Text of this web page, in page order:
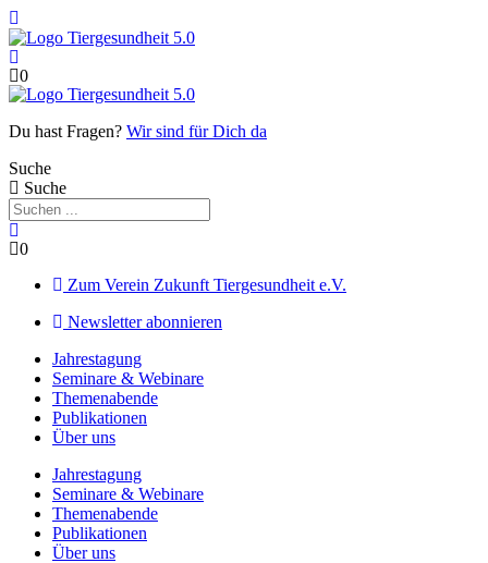
Zum
Inhalt
springen
0
Du hast Fragen? Wir sind für Dich da
Suche
Suche
0
Zum Verein Zukunft Tiergesundheit e.V.
Newsletter abonnieren
Jahrestagung
Seminare & Webinare
Themenabende
Publikationen
Über uns
Jahrestagung
Seminare & Webinare
Themenabende
Publikationen
Über uns